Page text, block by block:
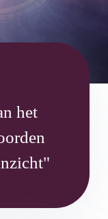
het